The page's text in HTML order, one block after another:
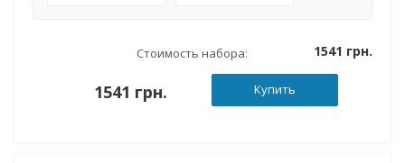
Стоимость набора: 1541 грн.
1541 грн. Купить